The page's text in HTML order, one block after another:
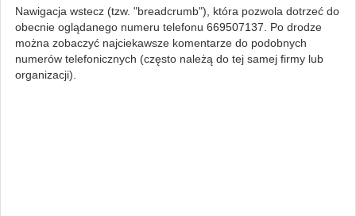
Nawigacja wstecz (tzw. "breadcrumb"), która pozwola dotrzeć do
obecnie oglądanego numeru telefonu 669507137. Po drodze
można zobaczyć najciekawsze komentarze do podobnych
numerów telefonicznych (często należą do tej samej firmy lub
organizacji).